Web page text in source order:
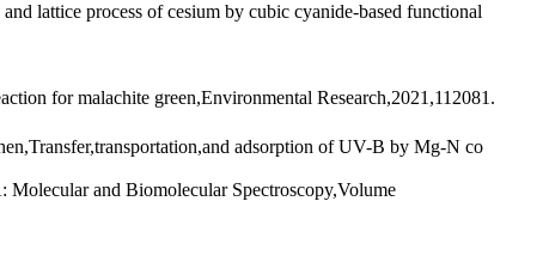
lattice process of cesium by cubic cyanide-based functional
for malachite green,Environmental Research,2021,112081.
adsorption of UV-B by Mg-N co
Molecular and Biomolecular Spectroscopy,Volume